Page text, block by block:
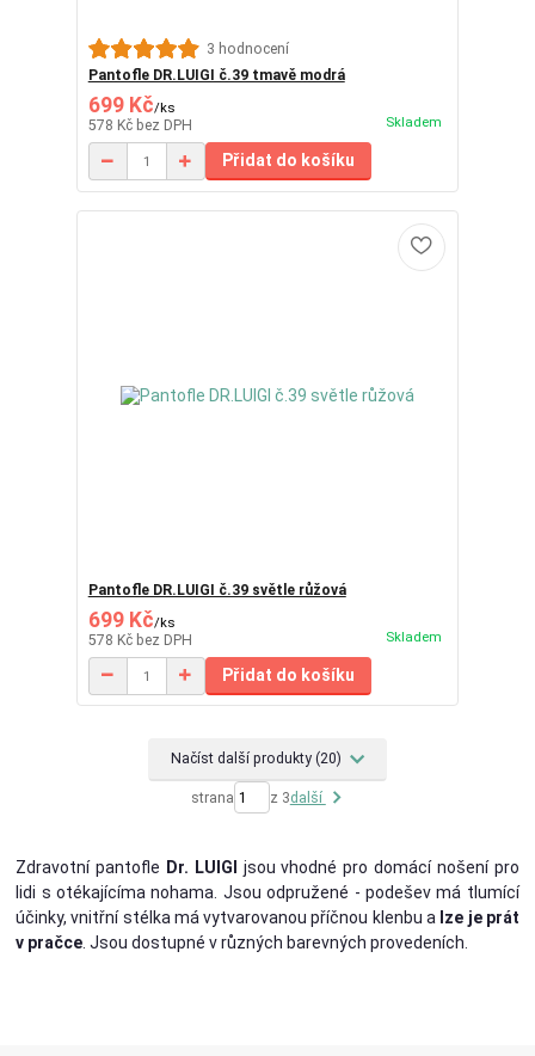
3 hodnocení
Pantofle DR.LUIGI č.39 tmavě modrá
699 Kč/ks
578 Kč bez DPH Skladem
Přidat do košíku
Pantofle DR.LUIGI č.39 světle růžová
699 Kč/ks
578 Kč bez DPH Skladem
Přidat do košíku
Načíst další produkty (20)
strana z 3další
Zdravotní pantofle Dr. LUIGI
jsou vhodné pro domácí nošení pro
lidi s otékajícíma nohama. Jsou odpružené - podešev má tlumící
účinky, vnitřní stélka má vytvarovanou příčnou klenbu a lze je prát
v pračce . Jsou dostupné v různých barevných provedeních.